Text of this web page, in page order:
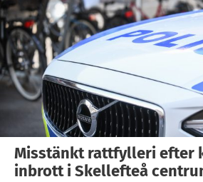
Misstänkt rattfylleri efter
inbrott i Skellefteå